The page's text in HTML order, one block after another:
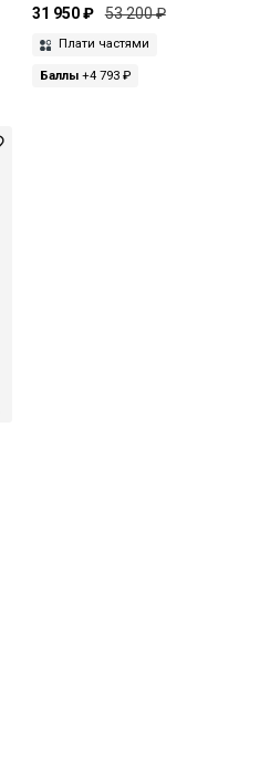
31 950 ₽ 53 200 ₽
Плати частями
Баллы+4 793 ₽